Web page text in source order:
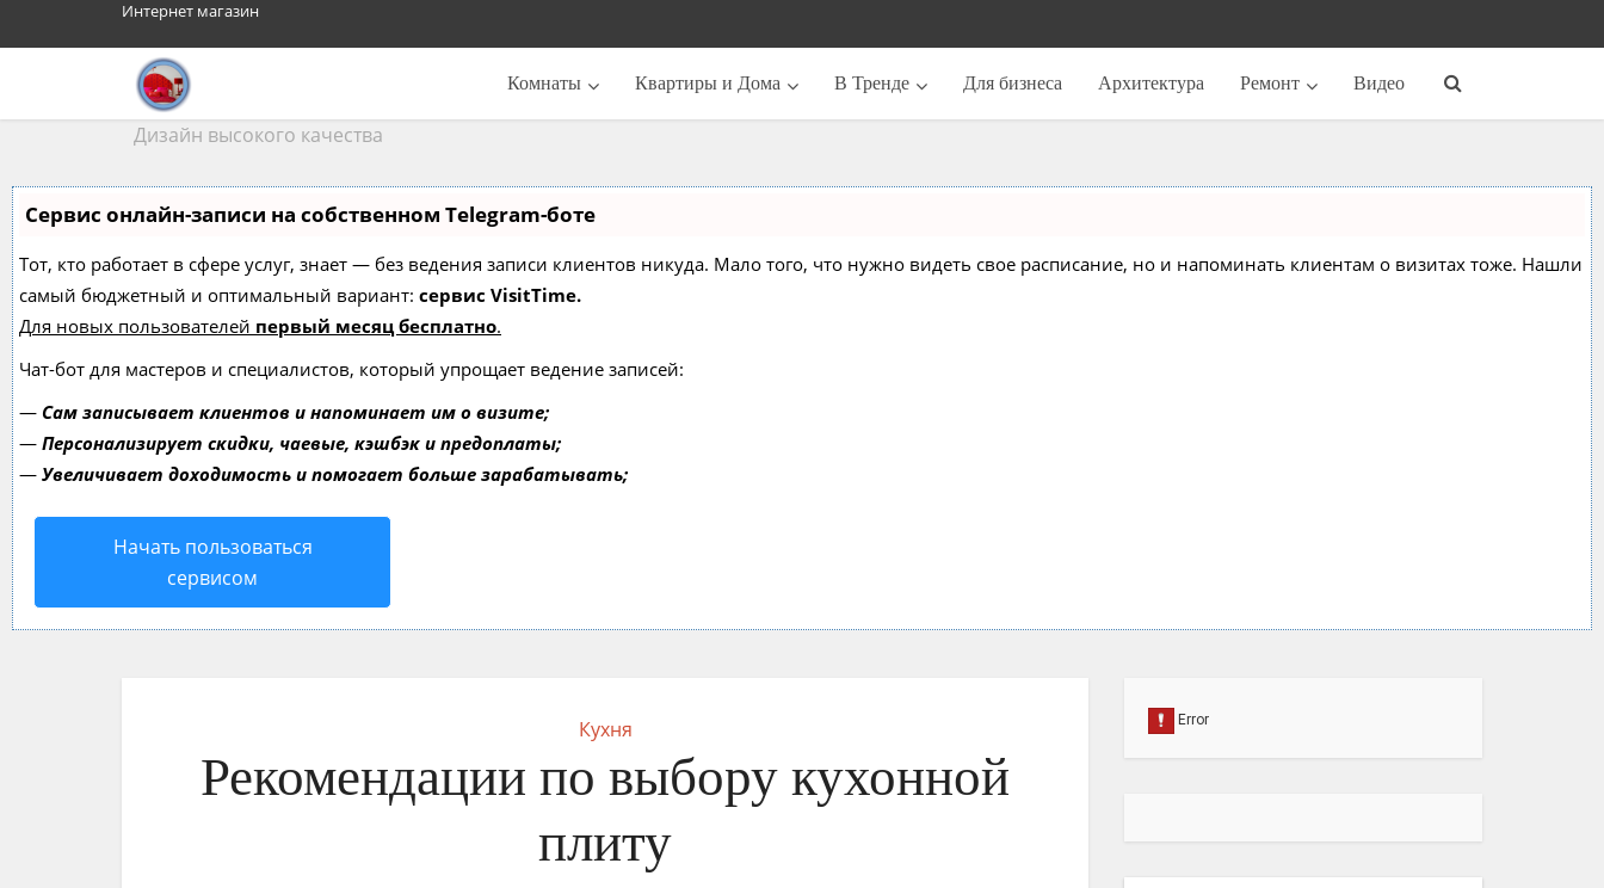
Интернет магазин
Дизайн высокого качества
Комнаты Квартиры и Дома В Тренде Для бизнеса Архитектура Ремонт Видео
Сервис онлайн-записи на собственном Telegram-боте
Тот, кто работает в сфере услуг, знает — без ведения записи клиентов никуда. Мало того, что нужно видеть свое расписание, но и напоминать клиентам о визитах тоже. Нашли
самый бюджетный и оптимальный вариант: сервис VisitTime.
Для новых пользователей первый месяц бесплатно.
Чат-бот для мастеров и специалистов, который упрощает ведение записей:
— Сам записывает клиентов и напоминает им о визите;
— Персонализирует скидки, чаевые, кэшбэк и предоплаты;
— Увеличивает доходимость и помогает больше зарабатывать;
Начать пользоваться
сервисом
Кухня
Рекомендации по выбору кухонной
плиту